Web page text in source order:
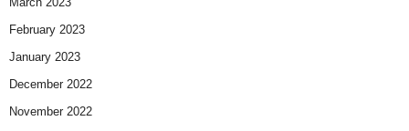
February 2023
January 2023
December 2022
November 2022